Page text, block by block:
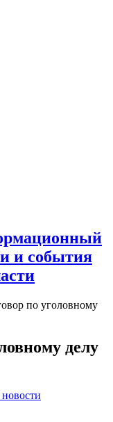
и события
по уголовному
делу